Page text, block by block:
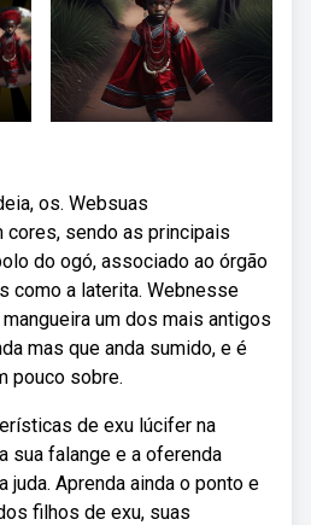
os. Websuas
sendo as principais
do ogó, associado ao órgão
como a laterita. Webnesse
um dos mais antigos
mas que anda sumido, e é
pouco sobre.
de exu lúcifer na
sua falange e a oferenda
juda. Aprenda ainda o ponto e
filhos de exu, suas